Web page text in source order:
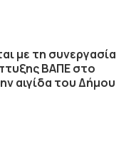
με τη συνεργασία
ΒΑΠΕ στο
αιγίδα του Δήμου